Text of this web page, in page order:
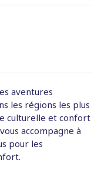
aventures
les régions les plus
culturelle et confort
accompagne à
pour les